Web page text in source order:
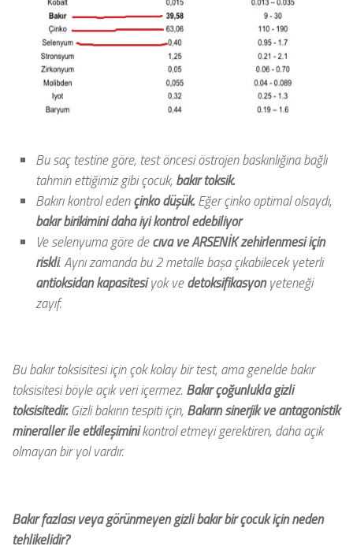
Bu saç testine göre, test öncesi östrojen baskınlığına bağlı
tahmin ettiğimiz gibi çocuk, bakır toksik.
Bakırı kontrol edençinko düşük. Eğer çinko optimal olsaydı,
bakır birikimini daha iyi kontrol edebiliyor
Ve selenyuma göre decıva veARSENİKzehirlenmesi için
riskli. Aynı zamanda bu 2 metalle başa çıkabilecek yeterli
antioksidan kapasitesiyok vedetoksifikasyonyeteneği
zayıf.
Bu bakır toksisitesi için çok kolay bir test, ama genelde bakır
toksisitesi böyle açık veri içermez. Bakır çoğunlukla gizli
toksisitedir.Gizli bakırın tespiti için, Bakırın sinerjik ve antagonistik
mineraller ile etkileşiminikontrol etmeyi gerektiren, daha açık
olmayan bir yol vardır.
Bakır fazlası veya görünmeyen gizli bakır bir çocuk için neden
tehlikelidir?